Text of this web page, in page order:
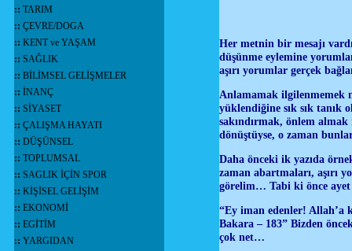
:: TARIM
:: ÇEVRE/DOGA
:: KENT ve YAŞAM
:: SAĞLIK
:: BİLİMSEL GELİŞMELER
:: İNANÇ
:: SİYASET
:: ÇALIŞMA HAYATI
:: DÜŞÜNSEL
:: TOPLUMSAL
:: SAGLIK İÇİN SPOR
:: KİŞİSEL GELİŞİM
:: EKONOMİ
:: EGİTİM
:: YARGIDAN
Her metnin bir mesajı
düşünme eylemine
aşırı yorumlar gerçek
Anlamamak ilgilenmemek
yüklendiğine sık sık
sakındırmak, önlem
dönüştüyse, o zaman
Daha önceki ik yazıda
zaman abartmaları, aşırı
görelim… Tabi ki önce
“Ey iman edenler! Allah’a
Bakara – 183” Bizden
çok net…